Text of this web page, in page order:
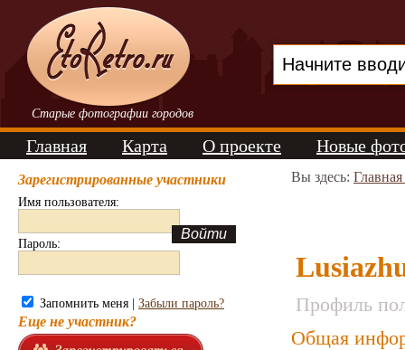
Старые фотографии городов
Главная Карта О проекте Новые
Зарегистрированные участники
Имя пользователя:
Пароль:
Запомнить меня | Забыли пароль?
Еще не участник?
Вы здесь:
Профиль
Общая